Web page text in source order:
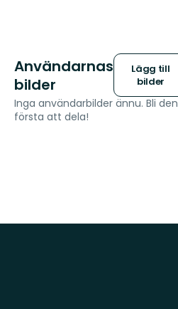
Användarnas
bilder
Lägg till
bilder
Inga användarbilder ännu. Bli den
första att dela!